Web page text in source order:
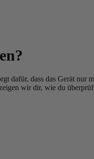
dafür, dass das Gerät nur
wir dir, wie du